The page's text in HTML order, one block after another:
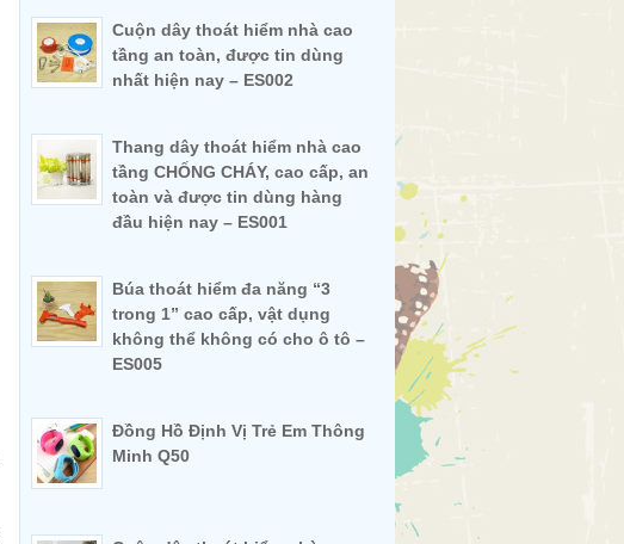
Cuộn dây thoát hiểm nhà cao
tầng an toàn, được tin dùng
nhất hiện nay – ES002
Thang dây thoát hiểm nhà cao
tầng CHỐNG CHÁY, cao cấp, an
toàn và được tin dùng hàng
đầu hiện nay – ES001
Búa thoát hiểm đa năng “3
trong 1” cao cấp, vật dụng
không thể không có cho ô tô –
ES005
Đồng Hồ Định Vị Trẻ Em Thông
Minh Q50